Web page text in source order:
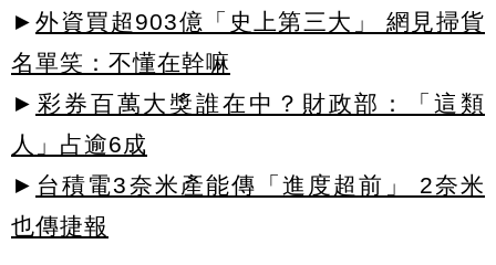
► 外資買超903億「史上第三大」 網見掃貨
名單笑：不懂在幹嘛
► 彩券百萬大獎誰在中？財政部：「這類
人」占逾6成
► 台積電3奈米產能傳「進度超前」 2奈米
也傳捷報